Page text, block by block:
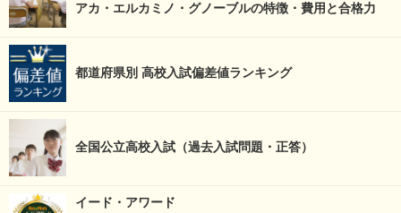
アカ・エルカミノ・グノーブルの特徴・費用と合格力
都道府県別 高校入試偏差値ランキング
全国公立高校入試（過去入試問題・正答）
イード・アワード